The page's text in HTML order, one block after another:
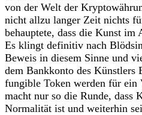
von der Welt der
nicht allzu langer Zeit nichts
behauptete, dass die Kunst im
Es klingt definitiv nach
Beweis in diesem Sinne und
dem Bankkonto des Künstlers
fungible Token werden für ein
macht nur so die Runde, dass
Normalität ist und weiterhin